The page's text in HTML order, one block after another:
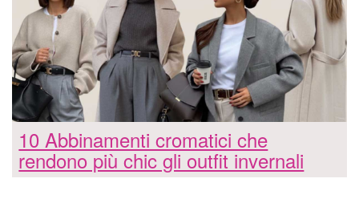
10 Abbinamenti cromatici che
rendono più chic gli outfit invernali